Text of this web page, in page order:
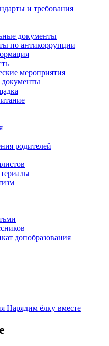
и требования
документы
по антикоррупции
мероприятия
родителей
допобразования
Нарядим ёлку вместе